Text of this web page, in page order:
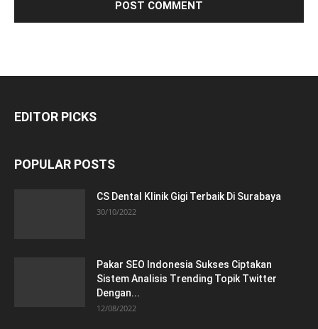
EDITOR PICKS
POPULAR POSTS
CS Dental Klinik Gigi Terbaik Di Surabaya
30/10/2022
Pakar SEO Indonesia Sukses Ciptakan
Sistem Analisis Trending Topik Twitter
Dengan...
12/08/2022